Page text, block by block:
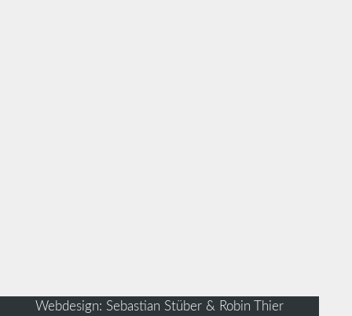
Webdesign: Sebastian Stüber & Robin Thier